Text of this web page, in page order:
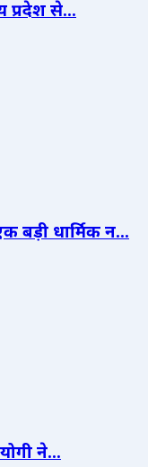
प्रदेश से...
बड़ी धार्मिक न...
ने...